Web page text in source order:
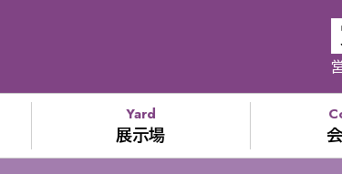
Yard
展示場